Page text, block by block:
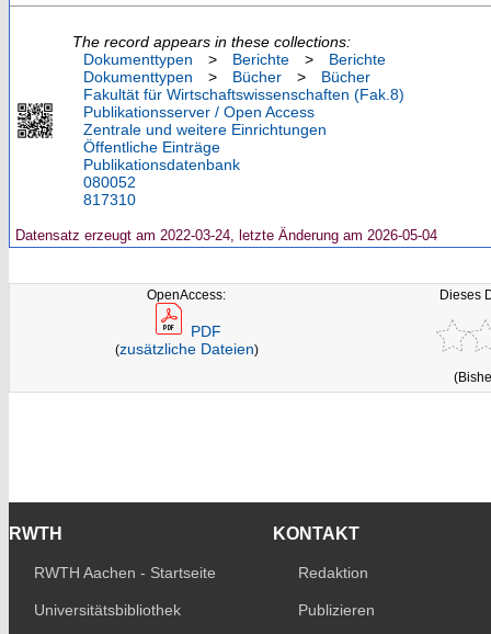
The record appears in these collections:
Dokumenttypen
> Berichte >
Berichte
Dokumenttypen
> Bücher >
Bücher
Fakultät für Wirtschaftswissenschaften (Fak.8)
Publikationsserver / Open Access
Zentrale und weitere Einrichtungen
Öffentliche Einträge
Publikationsdatenbank
080052
817310
Datensatz erzeugt am 2022-03-24, letzte Änderung am 2026-05-04
OpenAccess:
PDF
(zusätzliche Dateien)
Dieses
RWTH
RWTH Aachen - Startseite
Universitätsbibliothek
KONTAKT
Redaktion
Publizieren